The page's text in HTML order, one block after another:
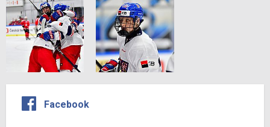
Facebook